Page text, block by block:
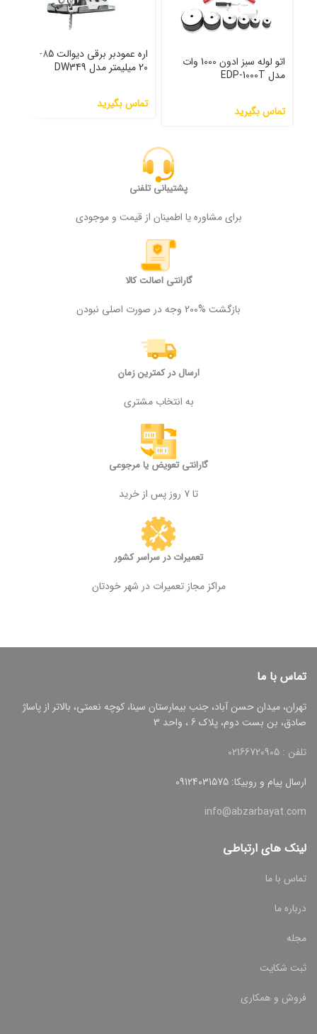
اتو لوله سبز ادون 1000 وات
مدل EDP-1000T
تماس بگیرید
اره عمودبر برقی دیوالت 85-
20 میلیمتر مدل DW349
تماس بگیرید
پشتیبانی تلفنی
برای مشاوره یا اطمینان از قیمت و موجودی
گارانتی اصالت کالا
بازگشت %200 وجه در صورت اصلی نبودن
ارسال در کمترین زمان
به انتخاب مشتری
گارانتی تعویض یا مرجوعی
تا ۷ روز پس از خرید
تعمیرات در سراسر کشور
مراکز مجاز تعمیرات در شهر خودتان
تماس با ما
تهران، میدان حسن آباد، جنب بیمارستان سینا، کوچه نعمتی، بالاتر از پاساژ
صادق، بن بست دوم، پلاک 6 ، واحد 3
تلفن : 02166720905
ارسال پیام و روبیکا: 09124031575
info@abzarbayat.com
لینک های ارتباطی
تماس با ما
درباره ما
مجله
ثبت شکایت
فروش و همکاری